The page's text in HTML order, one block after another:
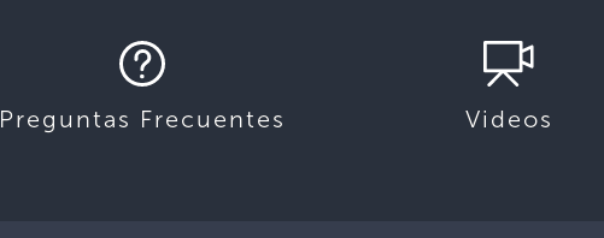
Preguntas Frecuentes Videos